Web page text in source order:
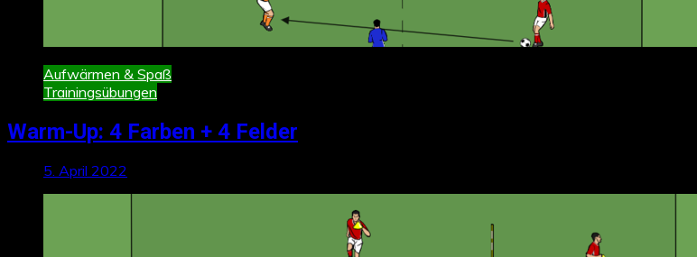
Aufwärmen & Spaß
Trainingsübungen
Warm-Up: 4 Farben + 4 Felder
5. April 2022